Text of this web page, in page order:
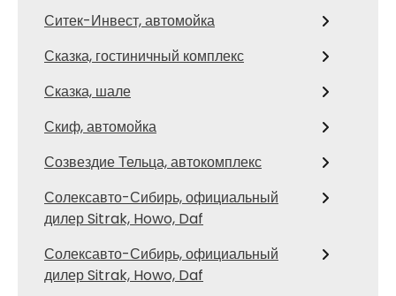
Ситек-Инвест, автомойка
Сказка, гостиничный комплекс
Сказка, шале
Скиф, автомойка
Созвездие Тельца, автокомплекс
Солексавто-Сибирь, официальный
дилер Sitrak, Howo, Daf
Солексавто-Сибирь, официальный
дилер Sitrak, Howo, Daf